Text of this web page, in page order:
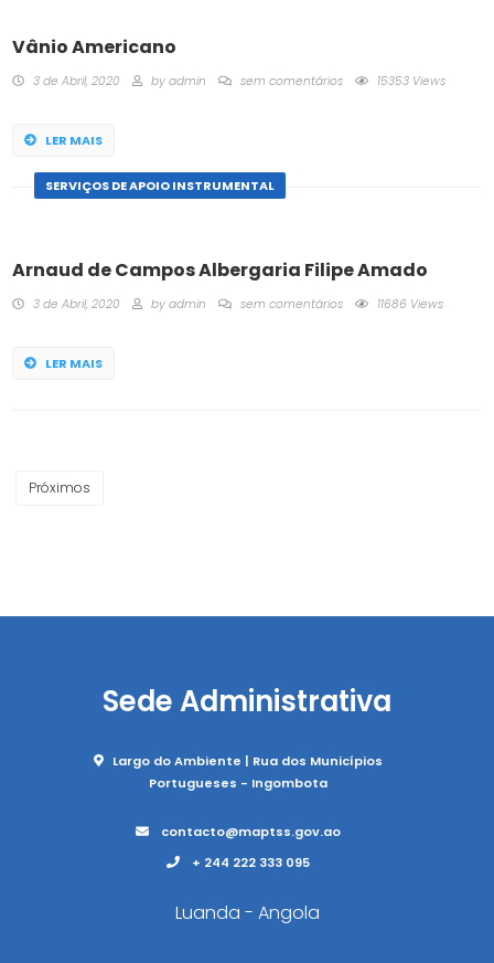
Vânio Americano
3 de Abril, 2020 by admin sem comentários 15353 Views
LER MAIS
SERVIÇOS DE APOIO INSTRUMENTAL
Arnaud de Campos Albergaria Filipe Amado
3 de Abril, 2020 by admin sem comentários 11686 Views
LER MAIS
Próximos
Sede Administrativa
Largo do Ambiente | Rua dos Municípios
Portugueses - Ingombota
contacto@maptss.gov.ao
+ 244 222 333 095
Luanda - Angola